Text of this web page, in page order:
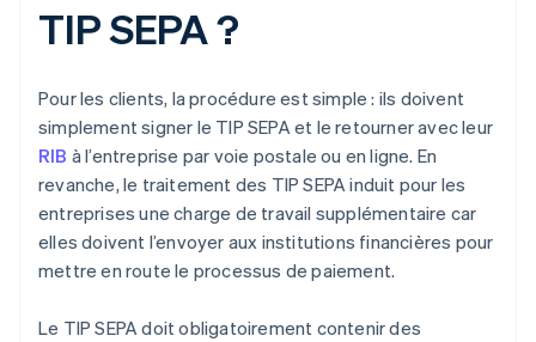
TIP SEPA ?
Pour les clients, la procédure est simple : ils doivent
simplement signer le TIP SEPA et le retourner avec leur
RIB à l’entreprise par voie postale ou en ligne. En
revanche, le traitement des TIP SEPA induit pour les
entreprises une charge de travail supplémentaire car
elles doivent l’envoyer aux institutions financières pour
mettre en route le processus de paiement.
Le TIP SEPA doit obligatoirement contenir des